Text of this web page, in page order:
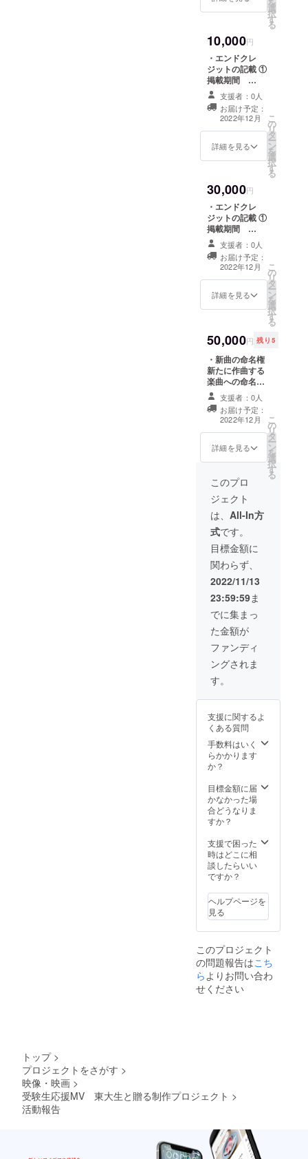
（ローマ字表記
推奨）
選
択
す
る
10,000円
・エンドクレ
ジットの記載 ①
掲載期間
YouTube 公開期
間 ②掲載方法
概要欄に文字で
の記載となりま
す。 ※支援時、
必ず備考欄に掲
（ローマ字表記
推奨） ・『受験
花』MV Blu-
ray ※商業利用は
お控え下さい。
・サイン入りオ
フショット MV
撮影中などのオ
フショットにな
ります。 ・制作
者一同からの個
別お礼動画 製作
の動画をお送り
いたします。
支援者：0人
お届け予定：
2022年12月
詳細を見る
こ
の
リ
タ
ー
ン
を
選
択
す
る
30,000円
・エンドクレ
ジットの記載 ①
掲載期間
YouTube 公開期
間 ②掲載方法
概要欄に文字で
の記載となりま
す。 ※支援時、
必ず備考欄に掲
（ローマ字表記
推奨） ・『受験
花』CD Jamie
による『受験
花』の音源にな
ります。 ※商業
利用はお控え下
さい。 ・『受験
花』MV Blu-
ray ※音源は商業
利用はお控え下
さい。 ・『受験
小説 『受験花』
を制作するにあ
たって、スタッ
フによって綴ら
れ、MVのモチー
フとした小説に
なります。 ・サ
イン入りオフ
ショット MV撮
影中などのオフ
ショットになり
ます。 ・制作者
一同からの個別
お礼動画 製作者
一同で、お礼の
動画をお送りい
たします。
支援者：0人
お届け予定：
2022年12月
詳細を見る
こ
の
リ
タ
ー
ン
を
選
択
す
る
50,000円 残り5
・新曲の命名権
新たに作曲する
楽曲への命名権
です。 命名して
いただいたタイ
トルに沿って楽
曲を制作いたし
ます。 ※楽曲の
公開時、
お名前を記載い
たします。 ・エ
ンドクレジット
の記載 ①掲載期
間 YouTube 公
開期間 ②掲載方
法 概要欄に文
字での記載とな
ります。 ※支援
時、必ず備考欄
れるお名前をご
記入ください。
（ローマ字表記
推奨）
支援者：0人
お届け予定：
2022年12月
詳細を見る
こ
の
リ
タ
ー
ン
を
選
択
す
る
このプロ
ジェクト
は、 All-In方
式です。
目標金額に
関わらず、
2022/11/13
23:59:59ま
でに集まっ
た金額が
ファンディ
ングされま
す。
支援に関するよ
くある質問
手数料はいく
らかかります
か？
目標金額に届
かなかった場
合どうなりま
すか？
支援で困った
時はどこに相
談したらいい
ですか？
ヘルプページを
見る
このプロジェクト
の問題報告はこち
らよりお問い合わ
せください
トップ >
プロジェクトをさがす >
映像・映画 >
受験生応援MV 東大生と贈る制作プロジェクト >
活動報告